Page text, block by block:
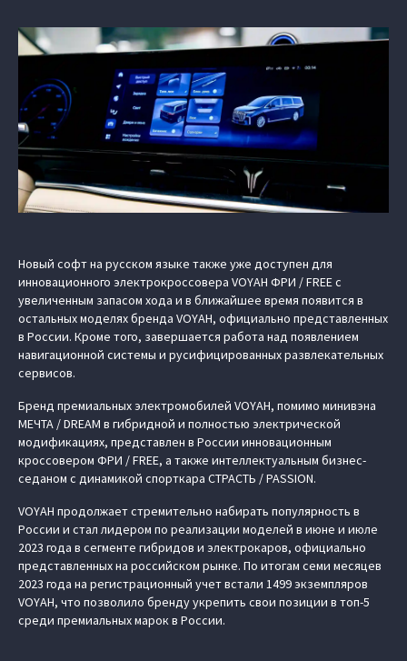
Новый софт на русском языке также уже доступен для
инновационного электрокроссовера VOYAH ФРИ / FREE с
увеличенным запасом хода и в ближайшее время появится в
остальных моделях бренда VOYAH, официально представленных
в России. Кроме того, завершается работа над появлением
навигационной системы и русифицированных развлекательных
сервисов.
Бренд премиальных электромобилей VOYAH, помимо минивэна
МЕЧТА / DREAM в гибридной и полностью электрической
модификациях, представлен в России инновационным
кроссовером ФРИ / FREE, а также интеллектуальным бизнес-
седаном с динамикой спорткара СТРАСТЬ / PASSION.
VOYAH продолжает стремительно набирать популярность в
России и стал лидером по реализации моделей в июне и июле
2023 года в сегменте гибридов и электрокаров, официально
представленных на российском рынке. По итогам семи месяцев
2023 года на регистрационный учет встали 1499 экземпляров
VOYAH, что позволило бренду укрепить свои позиции в топ-5
среди премиальных марок в России.